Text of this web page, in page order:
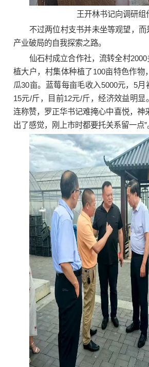
王开林书记向调研组
不过两位村支书并未坐等观望，
产业破局的自我探索之路。
仙石村成立合作社，流转全村
植大户，村集体种植了100亩特色作物
瓜30亩。蓝莓每亩毛收入5000元，5
15元/斤，目前12元/斤，经济效益明显
连称赞，罗正华书记难掩心中喜悦，神
出了感觉，刚上市时都要托关系留一点”